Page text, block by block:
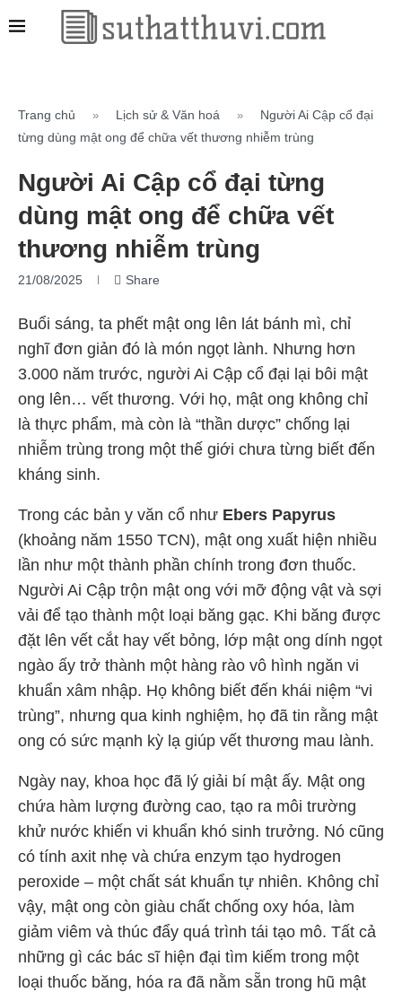
Trang chủ » Lịch sử & Văn hoá »
Người Ai Cập cổ đại
từng dùng mật ong để chữa vết thương nhiễm trùng
Người Ai Cập cổ đại từng
dùng mật ong để chữa vết
thương nhiễm trùng
21/08/2025 Share
Buổi sáng, ta phết mật ong lên lát bánh mì, chỉ
nghĩ đơn giản đó là món ngọt lành. Nhưng hơn
3.000 năm trước, người Ai Cập cổ đại lại bôi mật
ong lên… vết thương. Với họ, mật ong không chỉ
là thực phẩm, mà còn là “thần dược” chống lại
nhiễm trùng trong một thế giới chưa từng biết đến
kháng sinh.
Trong các bản y văn cổ như Ebers Papyrus
(khoảng năm 1550 TCN), mật ong xuất hiện nhiều
lần như một thành phần chính trong đơn thuốc.
Người Ai Cập trộn mật ong với mỡ động vật và sợi
vải để tạo thành một loại băng gạc. Khi băng được
đặt lên vết cắt hay vết bỏng, lớp mật ong dính ngọt
ngào ấy trở thành một hàng rào vô hình ngăn vi
khuẩn xâm nhập. Họ không biết đến khái niệm “vi
trùng”, nhưng qua kinh nghiệm, họ đã tin rằng mật
ong có sức mạnh kỳ lạ giúp vết thương mau lành.
Ngày nay, khoa học đã lý giải bí mật ấy. Mật ong
chứa hàm lượng đường cao, tạo ra môi trường
khử nước khiến vi khuẩn khó sinh trưởng. Nó cũng
có tính axit nhẹ và chứa enzym tạo hydrogen
peroxide – một chất sát khuẩn tự nhiên. Không chỉ
vậy, mật ong còn giàu chất chống oxy hóa, làm
giảm viêm và thúc đẩy quá trình tái tạo mô. Tất cả
những gì các bác sĩ hiện đại tìm kiếm trong một
loại thuốc băng, hóa ra đã nằm sẵn trong hũ mật